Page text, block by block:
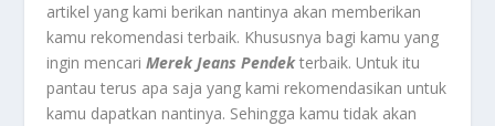
artikel yang kami berikan nantinya akan memberikan
kamu rekomendasi terbaik. Khususnya bagi kamu yang
ingin mencariMerek Jeans Pendekterbaik. Untuk itu
pantau terus apa saja yang kami rekomendasikan untuk
kamu dapatkan nantinya. Sehingga kamu tidak akan